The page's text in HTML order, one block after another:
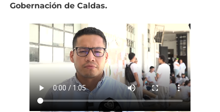
Gobernación de Caldas.